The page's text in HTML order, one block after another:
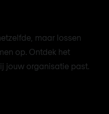
maar lossen
op. Ontdek het
jouw organisatie past.